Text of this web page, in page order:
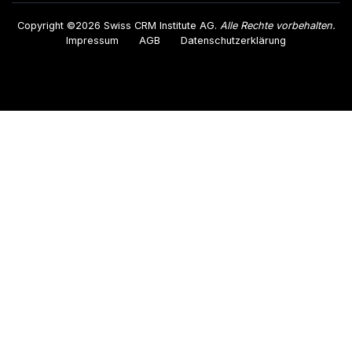
Copyright ©2026 Swiss CRM Institute AG. Alle Rechte vorbehalten.
Impressum
AGB Datenschutzerklärung